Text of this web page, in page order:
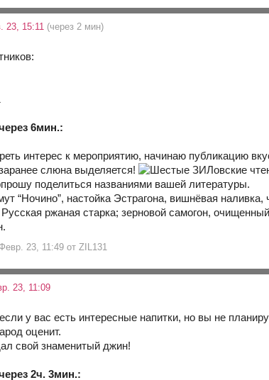
23, 15:11 (через 2 мин)
6мин.:
интерес к мероприятию, начинаю публикацию
слюна выделяется!
поделиться названиями вашей литературы.
“Ночино”, настойка Эстрагона, вишнёвая
ржаная старка; зерновой самогон,
23, 11:49 от ZIL131
23, 11:09
у вас есть интересные напитки, но вы не
оценит.
свой знаменитый джин!
2ч. 3мин.: